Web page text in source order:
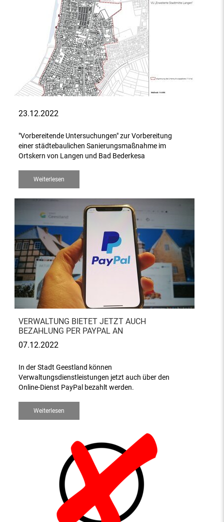
23.12.2022
"Vorbereitende Untersuchungen" zur Vorbereitung
einer städtebaulichen Sanierungsmaßnahme im
Ortskern von Langen und Bad Bederkesa
Weiterlesen
VERWALTUNG BIETET JETZT AUCH
BEZAHLUNG PER PAYPAL AN
07.12.2022
In der Stadt Geestland können
Verwaltungsdienstleistungen jetzt auch über den
Online-Dienst PayPal bezahlt werden.
Weiterlesen